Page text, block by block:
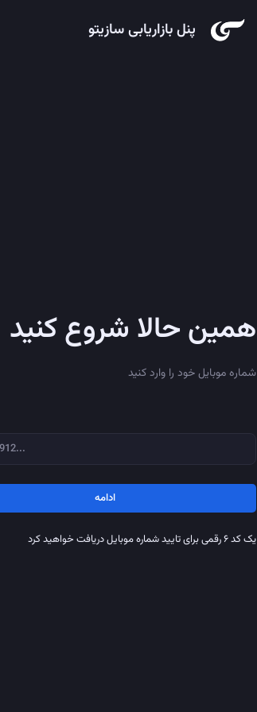
پنل بازاریابی سازیتو
همین حالا شروع کنید
شماره موبایل خود را وارد کنید
ادامه
یک کد ۶ رقمی برای تایید شماره موبایل دریافت خواهید کرد